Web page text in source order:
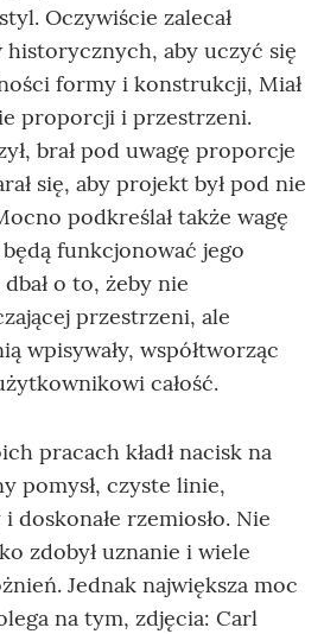
Oczywiście zalecał
aby uczyć się
formy i konstrukcji, Miał
proporcji i przestrzeni.
brał pod uwagę proporcje
się, aby projekt był pod nie
podkreślał także wagę
funkcjonować jego
o to, żeby nie
przestrzeni, ale
wpisywały, współtworząc
całość.
pracach kładł nacisk na
pomysł, czyste linie,
doskonałe rzemiosło. Nie
zdobył uznanie i wiele
Jednak największa moc
na tym, zdjęcia: Carl